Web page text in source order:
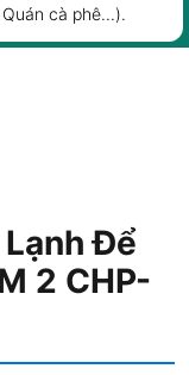
cà phê...).
Để
2 CHP-